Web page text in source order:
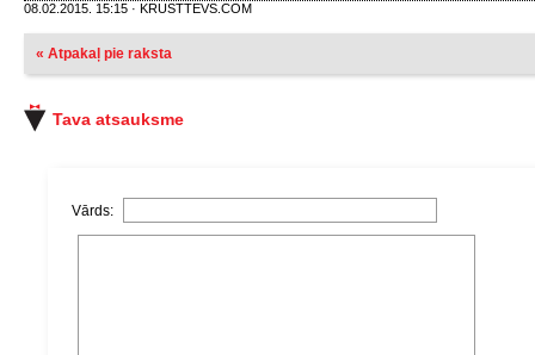
08.02.2015. 15:15 · KRUSTTEVS.COM
« Atpakaļ pie raksta
Tava atsauksme
Vārds: